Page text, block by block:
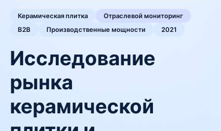
Керамическая плитка
Отраслевой мониторинг
B2B
Производственные мощности 2021
Исследование
рынка
керамической